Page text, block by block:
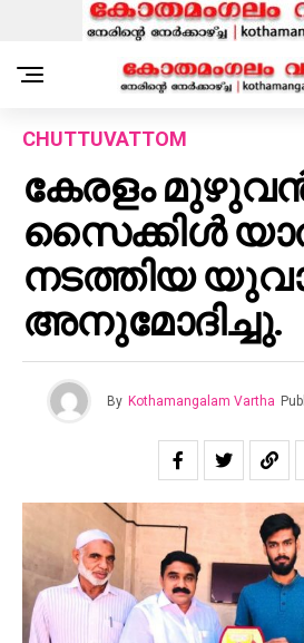
CHUTTUVATTOM
കേരളം
സൈക്കിൾ
നടത്തിയ
അനുമോദിച്ചു.
By Kothamangalam Vartha